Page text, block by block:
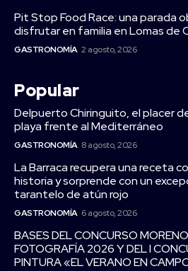
Pit Stop Food Race: una parada
disfrutar en familia en Lomas de
GASTRONOMÍA 2 agosto, 2026
Popular
Delpuerto Chiringuito, el placer
playa frente al Mediterráneo
GASTRONOMÍA 8 agosto, 2026
La Barraca recupera una receta
historia y sorprende con un
tarantelo de atún rojo
GASTRONOMÍA 6 agosto, 2026
BASES DEL CONCURSO
FOTOGRAFÍA 2026 Y DEL I
PINTURA «EL VERANO EN